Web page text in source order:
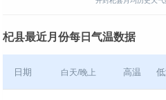
杞县最近月份每日气温数据
日期 白天/晚上 高温